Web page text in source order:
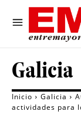
Galicia
Inicio Galicia
actividades para